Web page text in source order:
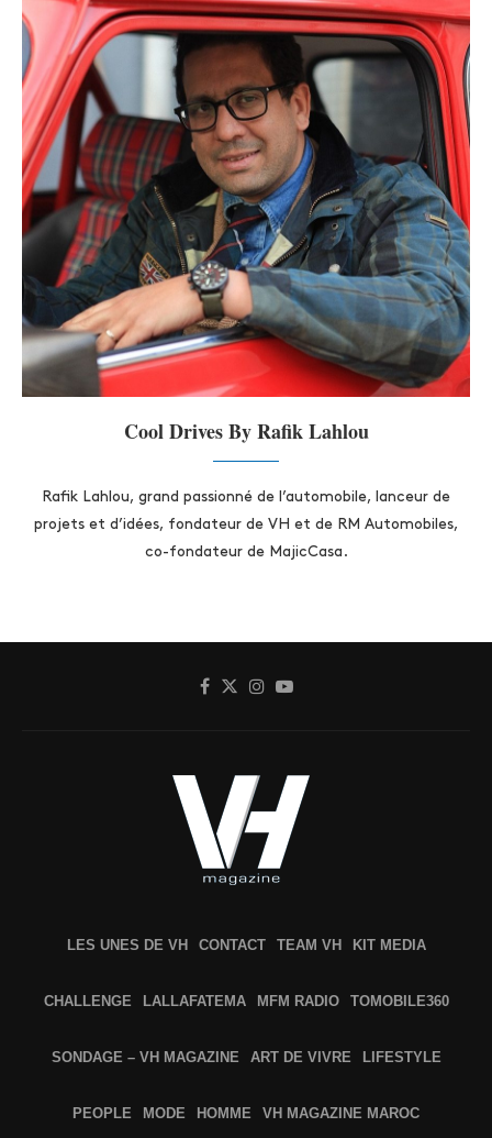
Cool Drives By Rafik Lahlou
Rafik Lahlou, grand passionné de l’automobile, lanceur de
projets et d’idées, fondateur de VH et de RM Automobiles,
co-fondateur de MajicCasa.
LES UNES DE VH CONTACT TEAM VH KIT MEDIA
CHALLENGE LALLAFATEMA MFM RADIO TOMOBILE360
SONDAGE – VH MAGAZINE ART DE VIVRE LIFESTYLE
PEOPLE MODE HOMME VH MAGAZINE MAROC